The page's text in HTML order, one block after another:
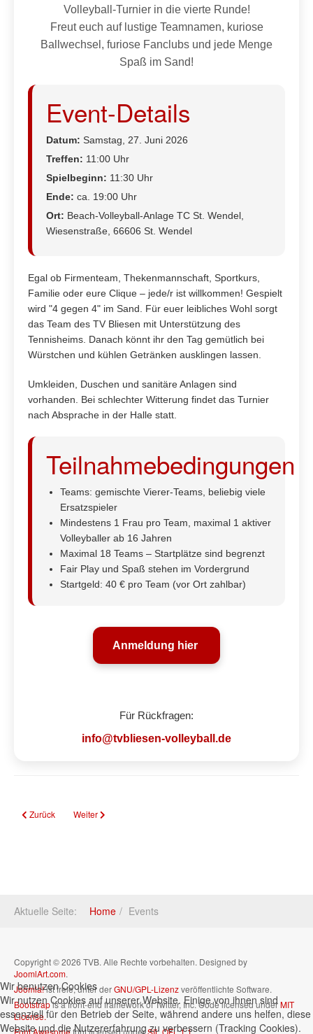
Volleyball-Turnier in die vierte Runde!
Freut euch auf lustige Teamnamen, kuriose
Ballwechsel, furiose Fanclubs und jede Menge
Spaß im Sand!
Event-Details
Datum: Samstag, 27. Juni 2026
Treffen: 11:00 Uhr
Spielbeginn: 11:30 Uhr
Ende: ca. 19:00 Uhr
Ort: Beach-Volleyball-Anlage TC St. Wendel,
Wiesenstraße, 66606 St. Wendel
Egal ob Firmenteam, Thekenmannschaft, Sportkurs,
Familie oder eure Clique – jede/r ist willkommen! Gespielt
wird "4 gegen 4" im Sand. Für euer leibliches Wohl sorgt
das Team des TV Bliesen mit Unterstützung des
Tennisheims. Danach könnt ihr den Tag gemütlich bei
Würstchen und kühlen Getränken ausklingen lassen.
Umkleiden, Duschen und sanitäre Anlagen sind
vorhanden. Bei schlechter Witterung findet das Turnier
nach Absprache in der Halle statt.
Teilnahmebedingungen
Teams: gemischte Vierer-Teams, beliebig viele
Ersatzspieler
Mindestens 1 Frau pro Team, maximal 1 aktiver
Volleyballer ab 16 Jahren
Maximal 18 Teams – Startplätze sind begrenzt
Fair Play und Spaß stehen im Vordergrund
Startgeld: 40 € pro Team (vor Ort zahlbar)
Anmeldung hier
Für Rückfragen:
info@tvbliesen-volleyball.de
Vorheriger Beitrag: Stellenausschreibung: Freiwilliges Soziales Jahr (FSJ)
Zurück Nächster Beitrag: Showdown zum Vorrundenabschluss – TV
Weiter
Aktuelle Seite: Home Events
Copyright © 2026 TVB. Alle Rechte vorbehalten. Designed by
JoomlArt.com.
Joomla!ist freie, unter derGNU/GPL-Lizenzveröffentlichte Software.
Bootstrapis a front-end framework of Twitter, Inc. Code licensed underMIT
License.
Font Awesomefont licensed underSIL OFL 1.1.
Wir benutzen Cookies
Wir nutzen Cookies auf unserer Website. Einige von ihnen sind
essenziell für den Betrieb der Seite, während andere uns helfen, diese
Website und die Nutzererfahrung zu verbessern (Tracking Cookies).